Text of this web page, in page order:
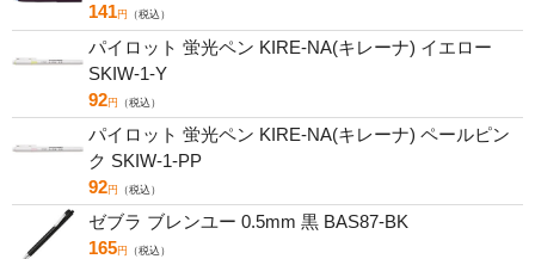
141円 （税込）
パイロット 蛍光ペン KIRE-NA(キレーナ) イエロー
SKIW-1-Y
92円 （税込）
パイロット 蛍光ペン KIRE-NA(キレーナ) ペールピン
ク SKIW-1-PP
92円 （税込）
ゼブラ ブレンユー 0.5mm 黒 BAS87-BK
165円 （税込）